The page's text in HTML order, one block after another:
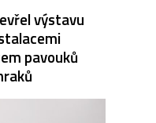
výstavu
pavouků